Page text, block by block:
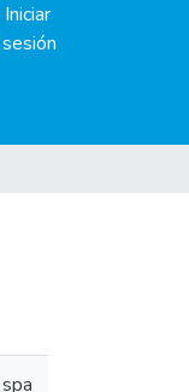
Iniciar
sesión
spa